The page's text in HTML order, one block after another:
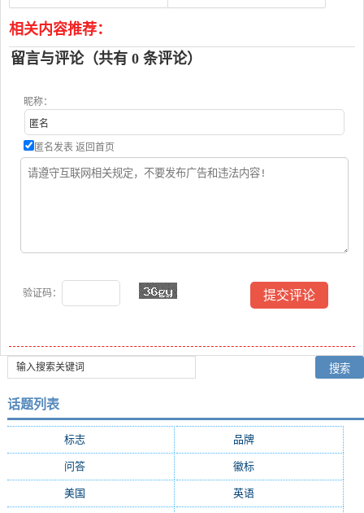
相关内容推荐：
留言与评论（共有 0 条评论）
昵称：
匿名发表 返回首页
验证码：
话题列表
标志 品牌(4334)
问答 徽标(2309)
美国 英语(1301)